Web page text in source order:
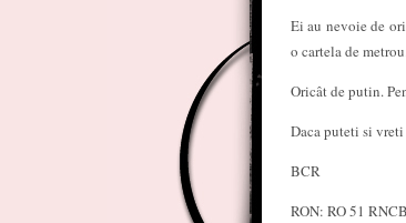
Ei au nevoie de
o cartela de
Oricât de putin.
Daca puteti si
BCR
RON: RO 51